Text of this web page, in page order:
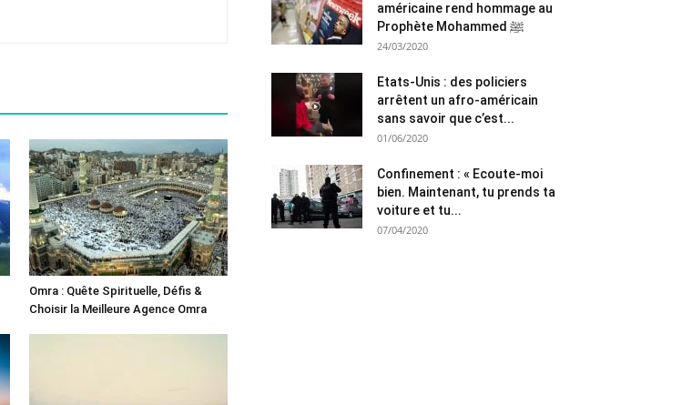
Omra : Quête Spirituelle, Défis &
Choisir la Meilleure Agence Omra
américaine rend hommage au
Prophète Mohammed ﷺ
24/03/2020
Etats-Unis : des policiers
arrêtent un afro-américain
sans savoir que c’est...
01/06/2020
Confinement : « Ecoute-moi
bien. Maintenant, tu prends ta
voiture et tu...
07/04/2020